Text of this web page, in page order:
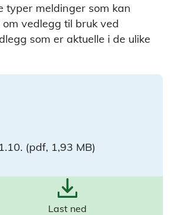
typer meldinger som kan
vedlegg til bruk ved
som er aktuelle i de ulike
(pdf, 1,93 MB)
Last ned